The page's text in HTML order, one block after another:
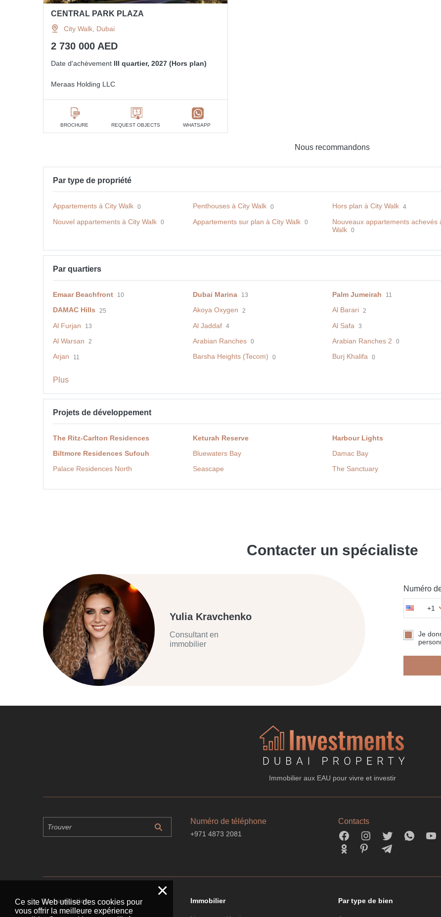
CENTRAL PARK PLAZA
City Walk, Dubai
2 730 000 AED
Date d'achèvement III quartier, 2027 (Hors plan)
Meraas Holding LLC
BROCHURE REQUEST OBJECTS WHATSAPP
Nous recommandons
Par type de propriété
Appartements à City Walk 0 Penthouses à City Walk 0 Hors plan à City Walk 4
Nouvel appartements à City Walk 0 Appartements sur plan à City Walk 0
Nouveaux appartements achevés
Walk 0
Par quartiers
Emaar Beachfront 10 Dubai Marina 13 Palm Jumeirah 11
DAMAC Hills 25 Akoya Oxygen 2 Al Barari 2
Al Furjan 13 Al Jaddaf 4 Al Safa 3
Al Warsan 2 Arabian Ranches 0 Arabian Ranches 2 0
Arjan 11 Barsha Heights (Tecom) 0 Burj Khalifa 0
Plus
Projets de développement
The Ritz-Carlton Residences Keturah Reserve Harbour Lights
Biltmore Residences Sufouh
Bluewaters Bay Damac Bay
Palace Residences North
Seascape The Sanctuary
Contacter un spécialiste
Yulia Kravchenko
Consultant en
immobilier
Numéro
+1
Je
Immobilier aux EAU pour vivre et investir
Numéro de téléphone
+971 4873 2081
Contacts
La navigation Immobilier Par type de bien
×
Ce site Web utilise des cookies pour
vous offrir la meilleure expérience